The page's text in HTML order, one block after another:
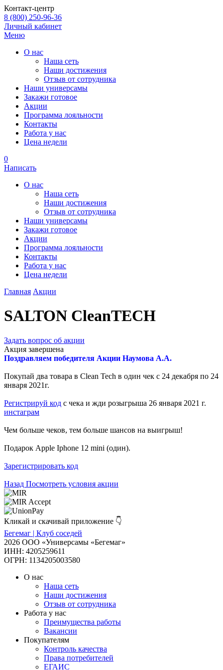
Контакт-центр
8 (800) 250-96-36
Личный кабинет
Меню
О нас
Наша сеть
Наши достижения
Отзыв от сотрудника
Наши универсамы
Закажи готовое
Акции
Программа лояльности
Контакты
Работа у нас
Цена недели
0
Написать
О нас
Наша сеть
Наши достижения
Отзыв от сотрудника
Наши универсамы
Закажи готовое
Акции
Программа лояльности
Контакты
Работа у нас
Цена недели
Главная Акции
SALTON CleanTECH
Задать вопрос об акции
Акция завершена
Поздравляем победителя Акции Наумова А.А.
Покупай два товара в Clean Tech в один чек с 24 декабря по 24
января 2021г.
Регистрируй код с чека и жди розыгрыша 26 января 2021 г.
инстаграм
Чем больше чеков, тем больше шансов на выигрыш!
Подарок Apple Iphone 12 mini (один).
Зарегистрировать код
Назад Посмотреть условия акции
Кликай и скачивай приложение 👇
Бегемаг | Клуб соседей
2026 ООО «Универсамы «Бегемаг»
ИНН: 4205259611
ОГРН: 1134205003580
О нас
Наша сеть
Наши достижения
Отзыв от сотрудника
Работа у нас
Преимущества работы
Вакансии
Покупателям
Контроль качества
Права потребителей
ЕГАИС